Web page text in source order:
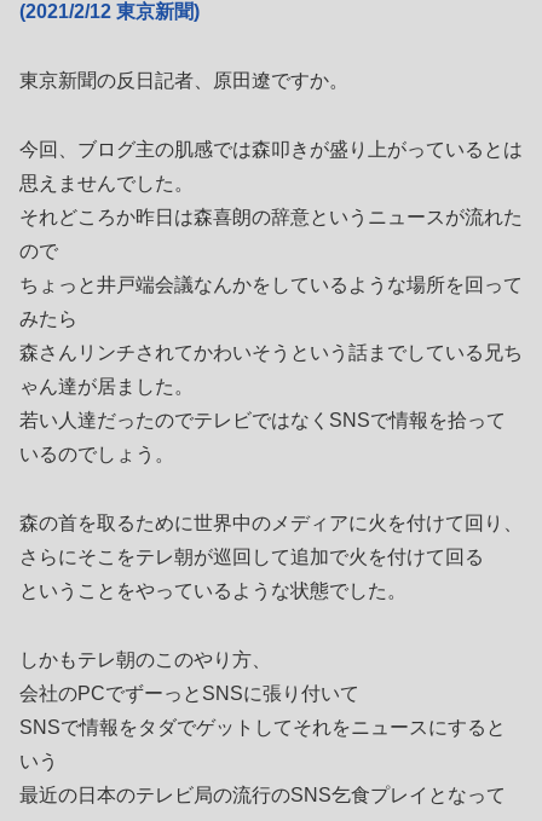
(2021/2/12 東京新聞)
東京新聞の反日記者、原田遼ですか。
今回、ブログ主の肌感では森叩きが盛り上がっているとは
思えませんでした。
それどころか昨日は森喜朗の辞意というニュースが流れた
ので
ちょっと井戸端会議なんかをしているような場所を回って
みたら
森さんリンチされてかわいそうという話までしている兄ち
ゃん達が居ました。
若い人達だったのでテレビではなくSNSで情報を拾って
いるのでしょう。
森の首を取るために世界中のメディアに火を付けて回り、
さらにそこをテレ朝が巡回して追加で火を付けて回る
ということをやっているような状態でした。
しかもテレ朝のこのやり方、
会社のPCでずーっとSNSに張り付いて
SNSで情報をタダでゲットしてそれをニュースにすると
いう
最近の日本のテレビ局の流行のSNS乞食プレイとなって